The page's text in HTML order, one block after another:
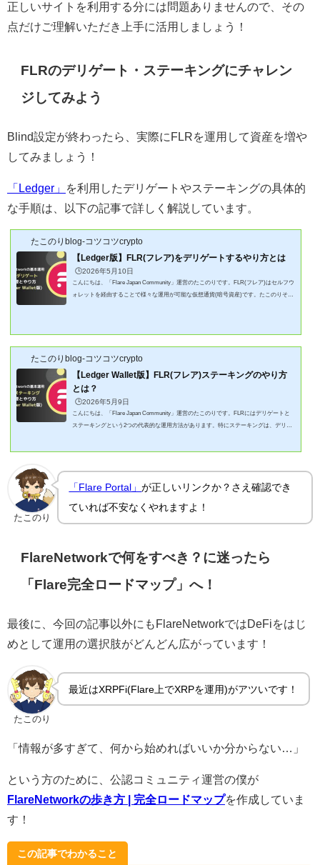
正しいサイトを利用する分には問題ありませんので、その
点だけご理解いただき上手に活用しましょう！
FLRのデリゲート・ステーキングにチャレン
ジしてみよう
Blind設定が終わったら、実際にFLRを運用して資産を増や
してみましょう！
「Ledger」
を利用したデリゲートやステーキングの具体的
な手順は、以下の記事で詳しく解説しています。
たこのりblog-コツコツcrypto
【Ledger版】FLR(フレア)をデリゲートするやり方とは
🕒️2026年5月10日
こんにちは、「Flare Japan Community」運営のたこのりです。FLR(フレア)はセルフウ
ォレットを経由することで様々な運用が可能な仮想通貨(暗号資産)です。たこのりその
k公式アカウ...
たこのりblog-コツコツcrypto
【Ledger Wallet版】FLR(フレア)ステーキングのやり方
とは？
🕒️2026年5月9日
こんにちは、「Flare Japan Community」運営のたこのりです。FLRにはデリゲートと
ステーキングという2つの代表的な運用方法があります。特にステーキングは、デリゲ
r」版です！この記事でわかること✅FLRのステーキングの概要とは✅「Ledger」を使っ
てFLRステーキングする方...
たこのり
「Flare Portal」が正しいリンクか？さえ確認でき
ていれば不安なくやれますよ！
FlareNetworkで何をすべき？に迷ったら
「Flare完全ロードマップ」へ！
最後に、今回の記事以外にもFlareNetworkではDeFiをはじ
めとして運用の選択肢がどんどん広がっています！
たこのり
最近はXRPFi(Flare上でXRPを運用)がアツいです！
「情報が多すぎて、何から始めればいいか分からない…」
という方のために、公認コミュニティ運営の僕が
FlareNetworkの歩き方 | 完全ロードマップを作成していま
す！
この記事でわかること